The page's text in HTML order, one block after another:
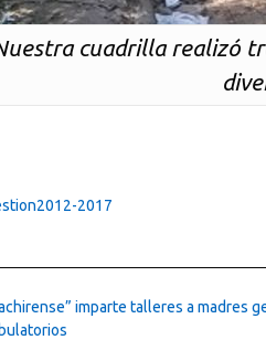
cuadrilla realizó
2017
imparte talleres a madres